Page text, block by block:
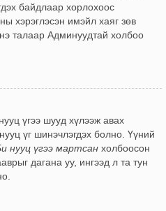
байдлаар хорлохоос
хэрэглэсэн имэйл хаяг зөв
талаар Админуудтай холбоо
үгээ шууд хүлээж авах
үг шинэчлэгдэх болно. Үүний
нууц үгээ мартсан холбоосон
дагана уу, ингээд л та тун